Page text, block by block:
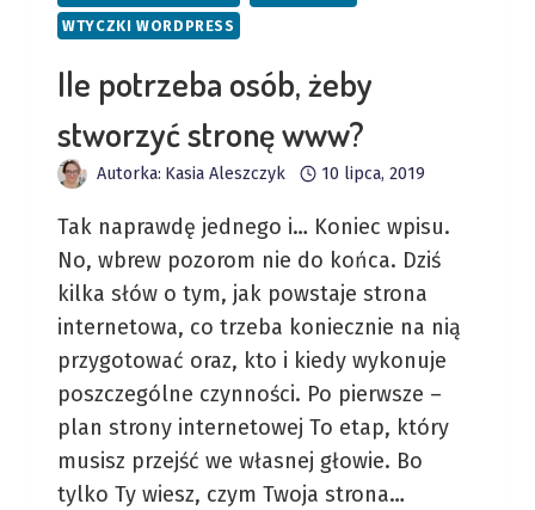
WTYCZKI WORDPRESS
Ile potrzeba osób, żeby
stworzyć stronę www?
Autorka: Kasia Aleszczyk 10 lipca, 2019
Tak naprawdę jednego i… Koniec wpisu.
No, wbrew pozorom nie do końca. Dziś
kilka słów o tym, jak powstaje strona
internetowa, co trzeba koniecznie na nią
przygotować oraz, kto i kiedy wykonuje
poszczególne czynności. Po pierwsze –
plan strony internetowej To etap, który
musisz przejść we własnej głowie. Bo
tylko Ty wiesz, czym Twoja strona…